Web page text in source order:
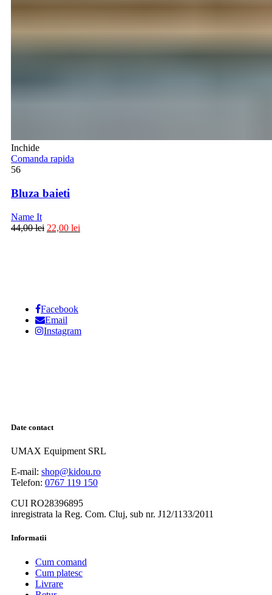
Inchide
Comanda rapida
56
Bluza baieti
Name It
44,00lei 22,00 lei
Facebook
Email
Instagram
Date contact
UMAX Equipment SRL
E-mail: shop@kidou.ro
Telefon: 0767 119 150
CUI RO28396895
inregistrata la Reg. Com. Cluj, sub nr. J12/1133/2011
Informatii
Cum comand
Cum platesc
Livrare